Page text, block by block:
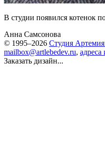
В студии появился котенок
Анна Самсонова
© 1995–2026 Студия Артемия
mailbox@artlebedev.ru,
Заказать дизайн...